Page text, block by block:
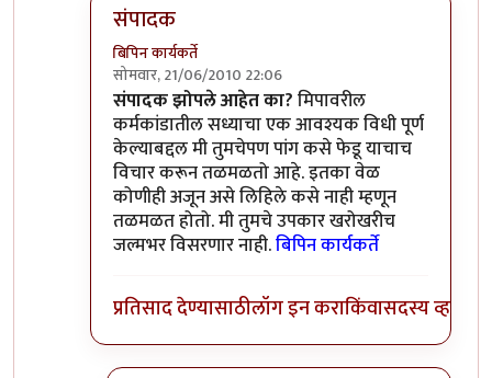
संपादक
बिपिन कार्यकर्ते
सोमवार, 21/06/2010 22:06
In reply toनिषेधbyनितिन थत्ते
संपादक झोपले आहेत का?मिपावरील
कर्मकांडातील सध्याचा एक आवश्यक विधी पूर्ण
केल्याबद्दल मी तुमचेपण पांग कसे फेडू याचाच
विचार करून तळमळतो आहे. इतका वेळ
कोणीही अजून असे लिहिले कसे नाही म्हणून
तळमळत होतो. मी तुमचे उपकार खरोखरीच
जल्मभर विसरणार नाही.बिपिन कार्यकर्ते
प्रतिसाद देण्यासाठीलॉग इन कराकिंवासदस्य व्हा